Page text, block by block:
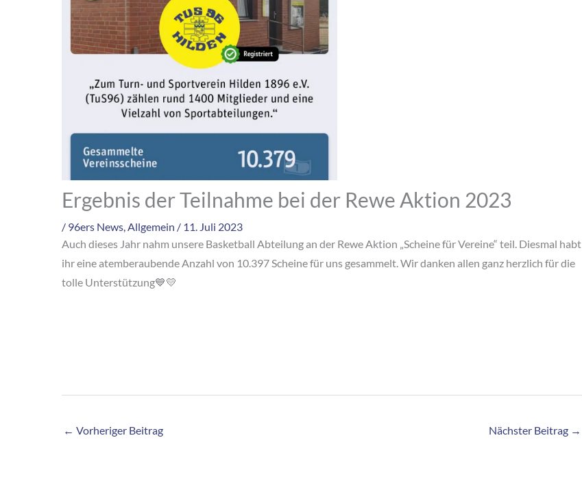
Ergebnis der Teilnahme bei der Rewe Aktion 2023
/ 96ers News,Allgemein / 11. Juli 2023
Auch dieses Jahr nahm unsere Basketball Abteilung an der Rewe Aktion „Scheine für Vereine“ teil. Diesmal habt
ihr eine atemberaubende Anzahl von 10.397 Scheine für uns gesammelt. Wir danken allen ganz herzlich für die
tolle Unterstützung💙💛
← Vorheriger Beitrag Nächster Beitrag →